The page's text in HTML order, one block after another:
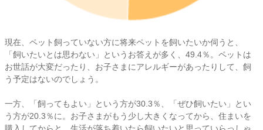
現在、ペット飼っていない方に将来ペットを飼いたいか伺うと、
「飼いたいとは思わない」というお答えが多く、49.4％。ペットは
お世話が大変だったり、お子さまにアレルギーがあったりして、飼
う予定はないのでしょう。
一方、「飼ってもよい」という方が30.3％、「ぜひ飼いたい」とい
う方が20.3％に。お子さまがもう少し大きくなってから、住まいを
購入してからと、生活が落ち着いたら飼いたいと思っていらっしゃ